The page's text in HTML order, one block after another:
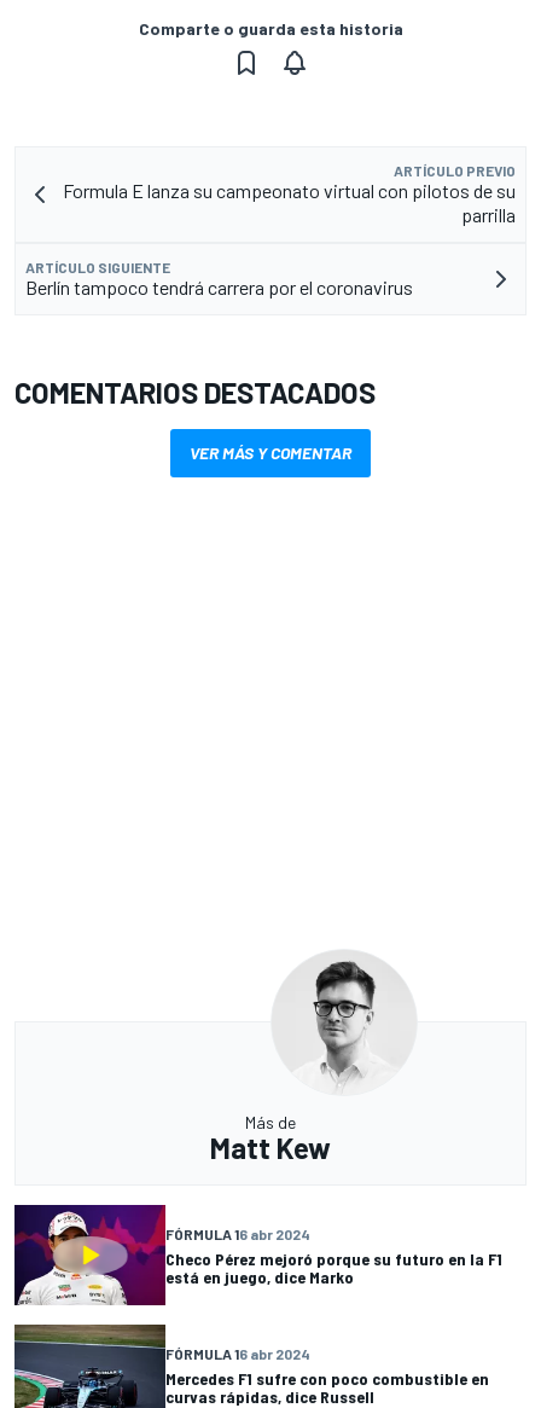
Comparte o guarda esta historia
ARTÍCULO PREVIO
Formula E lanza su campeonato virtual con pilotos de su
parrilla
ARTÍCULO SIGUIENTE
Berlín tampoco tendrá carrera por el coronavirus
COMENTARIOS DESTACADOS
VER MÁS Y COMENTAR
Más de
Matt Kew
FÓRMULA 16 abr 2024
Checo Pérez mejoró porque su futuro en la F1
está en juego, dice Marko
FÓRMULA 16 abr 2024
Mercedes F1 sufre con poco combustible en
curvas rápidas, dice Russell